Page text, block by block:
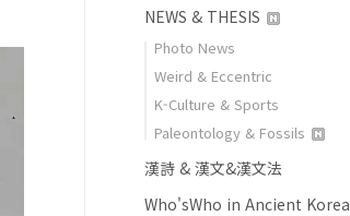
NEWS & THESIS
Photo News
Weird & Eccentric
K-Culture & Sports
Paleontology & Fossils
漢詩 & 漢文&漢文法
Who'sWho in Ancient Korea